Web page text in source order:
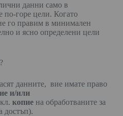
данни само в
по-горе цели. Когато
го правим в минимален
и ясно определени цели
данните, вие имате право
и/или
копиена обработваните за
достъп).